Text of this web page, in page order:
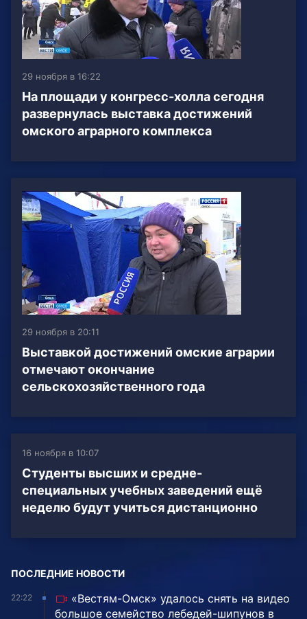
29 ноября в 16:22
На площади у конгресс-холла сегодня
развернулась выставка достижений
омского аграрного комплекса
29 ноября в 20:11
Выставкой достижений омские аграрии
отмечают окончание
сельскохозяйственного года
16 ноября в 10:07
Студенты высших и средне-
специальных учебных заведений ещё
неделю будут учиться дистанционно
ПОСЛЕДНИЕ НОВОСТИ
22:22
«Вестям-Омск» удалось снять на видео
большое семейство лебедей-шипунов в